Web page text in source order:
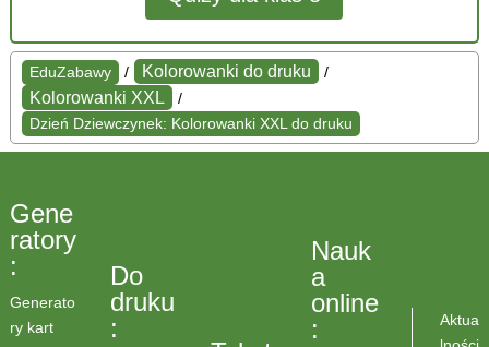
EduZabawy / Kolorowanki do druku /
Kolorowanki XXL
/
Dzień Dziewczynek: Kolorowanki XXL do druku
Gene
ratory
:
Generato
ry kart
Do
druku
:
Nauk
a
online
:
Aktua